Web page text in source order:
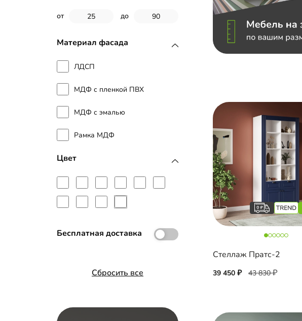
от до
Материал фасада
ЛДСП
МДФ с пленкой ПВХ
МДФ с эмалью
Рамка МДФ
Цвет
Бесплатная доставка
Сбросить все
Стеллаж Пратс-2
39 450 43 830